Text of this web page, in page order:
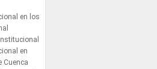
en los
en
Cuenca